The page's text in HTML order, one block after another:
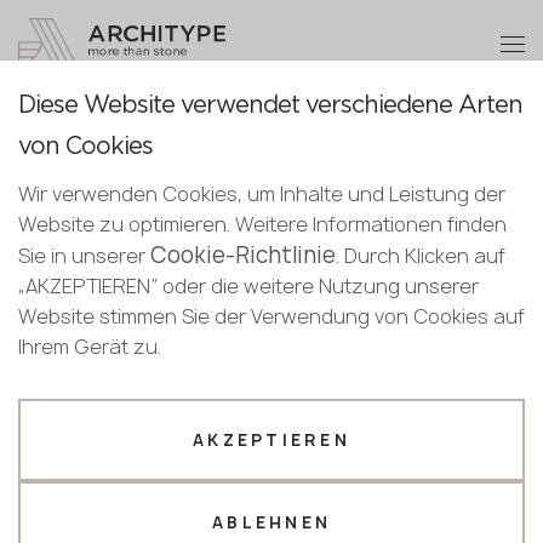
Deutsch
+48 22 602 20 22
Partner werden
Galerie
ausgewählte Filter
Ausgewählt 230 Dekore, die Ihrer Suche entsprechen
Partner werden
Senden Sie Ihre Daten oder rufen Sie uns
an
+48 22 602 20 22
Ihr Geschäftsprofil
Dankeschön!
Unsere Manager werden Sie in Kürze
kontaktieren
Diese Website verwendet verschiedene Arten
von Cookies
Wir verwenden Cookies, um Inhalte und Leistung der
Website zu optimieren. Weitere Informationen finden
Sie in unsererCookie-Richtlinie. Durch Klicken auf
„AKZEPTIEREN“ oder die weitere Nutzung unserer
Website stimmen Sie der Verwendung von Cookies auf
Ihrem Gerät zu.
ABLEHNEN
AKZEPTIEREN